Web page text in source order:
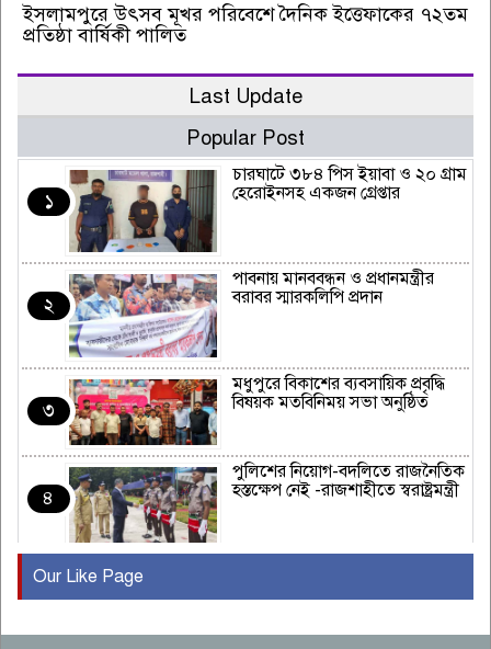
ইসলামপুরে উৎসব মূখর পরিবেশে দৈনিক ইত্তেফাকের ৭২তম
প্রতিষ্ঠা বার্ষিকী পালিত
Last Update
Popular Post
১
চারঘাটে ৩৮৪ পিস ইয়াবা ও ২০ গ্রাম
হেরোইনসহ একজন গ্রেপ্তার
২
পাবনায় মানববন্ধন ও প্রধানমন্ত্রীর
বরাবর স্মারকলিপি প্রদান
৩
মধুপুরে বিকাশের ব্যবসায়িক প্রবৃদ্ধি
বিষয়ক মতবিনিময় সভা অনুষ্ঠিত
৪
পুলিশের নিয়োগ-বদলিতে রাজনৈতিক
হস্তক্ষেপ নেই -রাজশাহীতে স্বরাষ্ট্রমন্ত্রী
৫
বছর পূর্তি উদযাপন
Our Like Page